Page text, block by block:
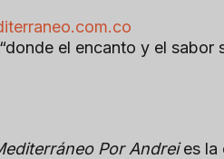
el encanto y el sabor
Por Andreies la